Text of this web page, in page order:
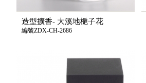
造型擴香- 大溪地梔子花
編號ZDX-CH-2686